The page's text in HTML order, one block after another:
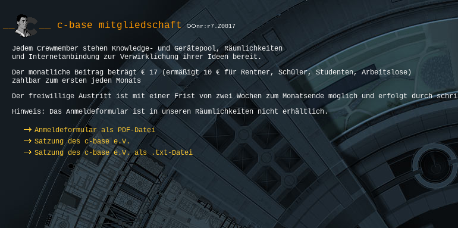
__ c-base mitgliedschaft nr:r7.Z0017
Jedem Crewmember stehen Knowledge- und Gerätepool, Räumlichkeiten
und Internetanbindung zur Verwirklichung ihrer Ideen bereit.
Der monatliche Beitrag beträgt € 17 (ermäßigt 10 € für Rentner, Schüler, Studenten, Arbeitslose)
zahlbar zum ersten jeden Monats
Der freiwillige Austritt ist mit einer Frist von zwei Wochen zum Monatsende möglich und erfolgt durch
Hinweis: Das Anmeldeformular ist in unseren Räumlichkeiten nicht erhältlich.
Anmeldeformular als PDF-Datei
Satzung des c-base e.V.
Satzung des c-base e.V. als .txt-Datei